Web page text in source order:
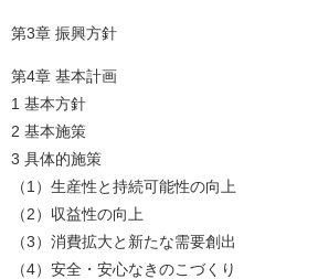
第3章 振興方針
第4章 基本計画
1 基本方針
2 基本施策
3 具体的施策
（1）生産性と持続可能性の向上
（2）収益性の向上
（3）消費拡大と新たな需要創出
（4）安全・安心なきのこづくり